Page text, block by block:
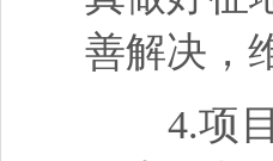
善解决，
4.项目